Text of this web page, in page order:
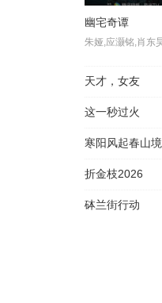
幽宅奇谭
天才，女友
这一秒过火
寒阳风起春山境
折金枝2026
砵兰街行动